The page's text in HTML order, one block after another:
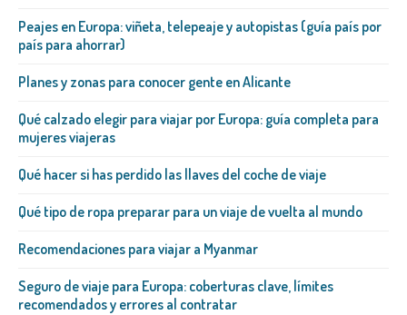
Peajes en Europa: viñeta, telepeaje y autopistas (guía país por
país para ahorrar)
Planes y zonas para conocer gente en Alicante
Qué calzado elegir para viajar por Europa: guía completa para
mujeres viajeras
Qué hacer si has perdido las llaves del coche de viaje
Qué tipo de ropa preparar para un viaje de vuelta al mundo
Recomendaciones para viajar a Myanmar
Seguro de viaje para Europa: coberturas clave, límites
recomendados y errores al contratar